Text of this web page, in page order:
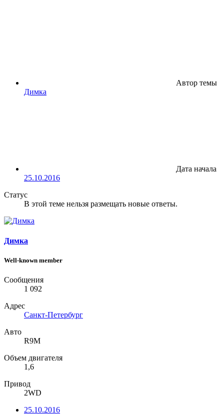
Автор темы
Димка
Дата начала
25.10.2016
Статус
В этой теме нельзя размещать новые ответы.
Димка
Well-known member
Сообщения
1 092
Адрес
Санкт-Петербург
Авто
R9M
Объем двигателя
1,6
Привод
2WD
25.10.2016